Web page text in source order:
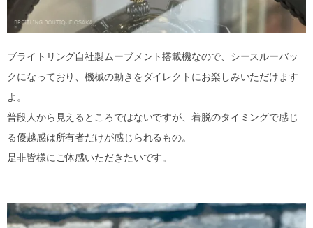
ブライトリング自社製ムーブメント搭載機なので、シースルーバッ
クになっており、機械の動きをダイレクトにお楽しみいただけます
よ。
普段人から見えるところではないですが、着脱のタイミングで感じ
る優越感は所有者だけが感じられるもの。
是非皆様にご体感いただきたいです。